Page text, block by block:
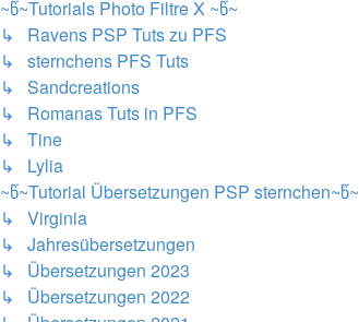
~წ~Tutorials Photo Filtre X ~წ~
↳ Ravens PSP Tuts zu PFS
↳ sternchens PFS Tuts
↳ Sandcreations
↳ Romanas Tuts in PFS
↳ Tine
↳ Lylia
~წ~Tutorial Übersetzungen PSP sternchen~წ~
↳ Virginia
↳ Jahresübersetzungen
↳ Übersetzungen 2023
↳ Übersetzungen 2022